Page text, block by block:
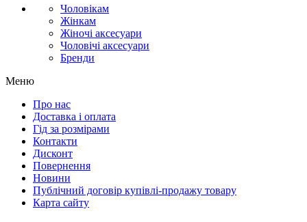
Чоловікам
Жінкам
Жіночі аксесуари
Чоловічі аксесуари
Бренди
Меню
Про нас
Доставка і оплата
Гід за розмірами
Контакти
Дисконт
Повернення
Новини
Публічний договір купівлі-продажу товару
Карта сайту